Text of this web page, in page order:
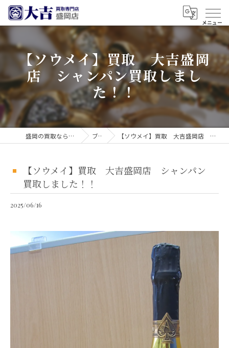
【ソウメイ】買取 大吉盛岡
店 シャンパン買取しまし
た！！
盛岡の買取なら買取大吉 盛岡店 ブログ 【ソウメイ】買取 大吉盛岡店 シャンパン買取しました！！
【ソウメイ】買取 大吉盛岡店 シャンパン
買取しました！！
2025/06/16